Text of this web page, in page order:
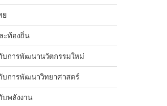
ย
ะท้องถิ่น
บการพัฒนานวัตกรรมใหม่
บการพัฒนาวิทยาศาสตร์
บพลังงาน